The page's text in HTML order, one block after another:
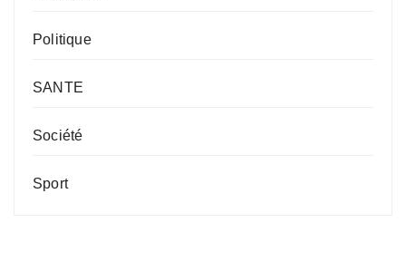
Politique
SANTE
Société
Sport